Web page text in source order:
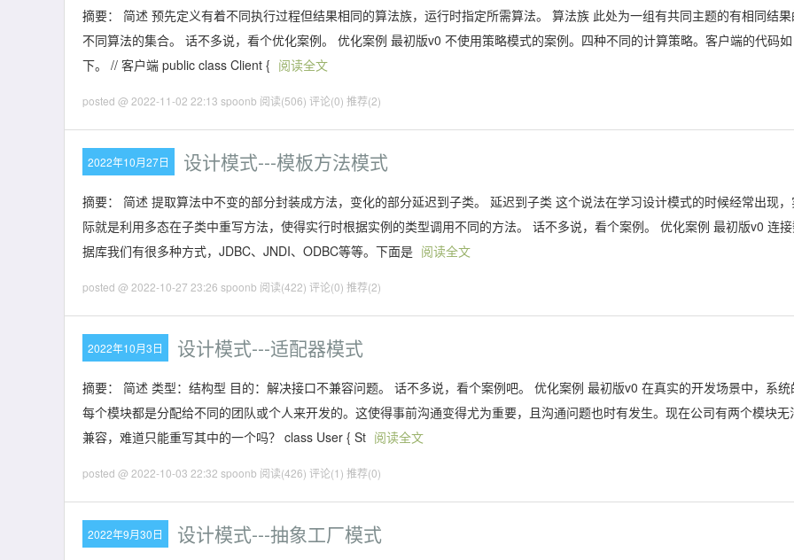
摘要： 简述 预先定义有着不同执行过程但结果相同的算法族，运行时指定所需算法。 算法族 此处为一组有共同主题的有相同结果
不同算法的集合。 话不多说，看个优化案例。 优化案例 最初版v0 不使用策略模式的案例。四种不同的计算策略。客户端的代码如
下。 // 客户端 public class Client { 阅读全文
posted @ 2022-11-02 22:13 spoonb 阅读(506) 评论(0) 推荐(2)
2022年10月27日 设计模式---模板方法模式
摘要： 简述 提取算法中不变的部分封装成方法，变化的部分延迟到子类。 延迟到子类 这个说法在学习设计模式的时候经常出现，
际就是利用多态在子类中重写方法，使得实行时根据实例的类型调用不同的方法。 话不多说，看个案例。 优化案例 最初版v0 连
据库我们有很多种方式，JDBC、JNDI、ODBC等等。下面是 阅读全文
posted @ 2022-10-27 23:26 spoonb 阅读(422) 评论(0) 推荐(2)
2022年10月3日 设计模式---适配器模式
摘要： 简述 类型：结构型 目的：解决接口不兼容问题。 话不多说，看个案例吧。 优化案例 最初版v0 在真实的开发场景中，系统
每个模块都是分配给不同的团队或个人来开发的。这使得事前沟通变得尤为重要，且沟通问题也时有发生。现在公司有两个模块无
兼容，难道只能重写其中的一个吗？ class User { St 阅读全文
posted @ 2022-10-03 22:32 spoonb 阅读(426) 评论(1) 推荐(0)
2022年9月30日 设计模式---抽象工厂模式